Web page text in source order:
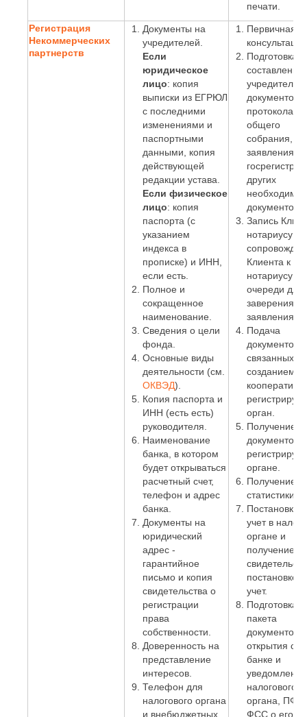
печати.
Регистрация
Некоммерческих
партнерств
Документы на
учредителей.
Если
юридическое
лицо: копия
выписки из ЕГРЮЛ
с последними
изменениями и
паспортными
данными, копия
действующей
редакции устава.
Если физическое
лицо: копия
паспорта (с
указанием
индекса в
прописке) и ИНН,
если есть.
Полное и
сокращенное
наименование.
Сведения о цели
фонда.
Основные виды
деятельности (см.
ОКВЭД).
Копия паспорта и
ИНН (есть есть)
руководителя.
Наименование
банка, в котором
будет открываться
расчетный счет,
телефон и адрес
банка.
Документы на
юридический
адрес -
гарантийное
письмо и копия
свидетельства о
регистрации
права
собственности.
Доверенность на
представление
интересов.
Телефон для
налогового органа
и внебюджетных
Первичная
Подготовка и
составление
документов,
протокола
общего
собрания,
заявления о
других
документов.
Запись
нотариусу и
Клиента к
нотариусу
очереди для
заверения
заявления;
Подача
документов,
связанных с
созданием
орган.
Получение
документов в
органе.
Получение
статистики.
Постановка
учет в
органе и
получение
постановке
учет.
Подготовка
пакета
документов
открытия
банке и
уведомление
налогового
органа, ПФР
ФСС о его